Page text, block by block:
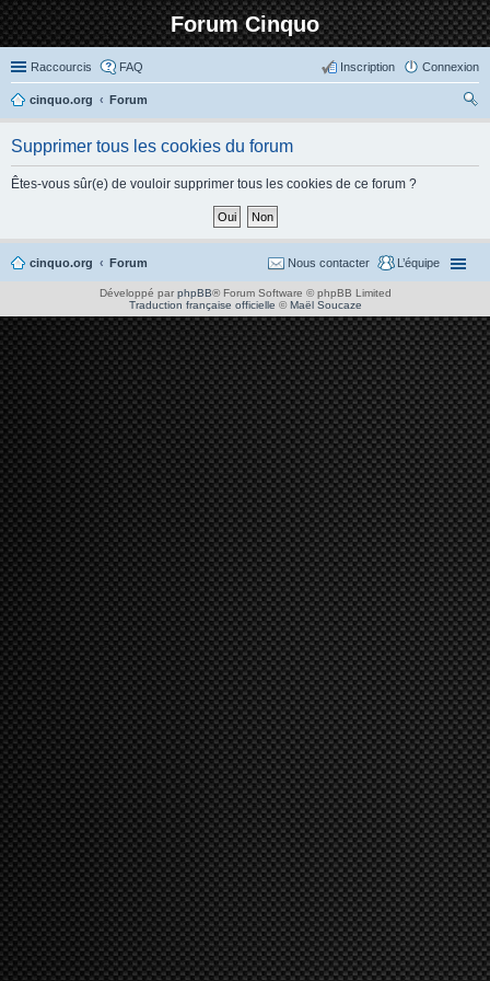
Forum Cinquo
Raccourcis FAQ Connexion
Inscription
cinquo.org
Forum
Supprimer tous les cookies du forum
Êtes-vous sûr(e) de vouloir supprimer tous les cookies de ce forum ?
cinquo.org Forum L’équipe
Nous contacter
Développé par phpBB® Forum Software © phpBB Limited
Traduction française officielle ©Maël Soucaze